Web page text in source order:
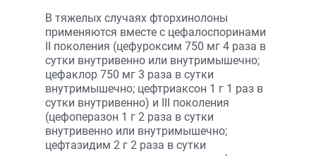
В тяжелых случаях фторхинолоны
применяются вместе с цефалоспоринами
II поколения (цефуроксим 750 мг 4 раза в
сутки внутривенно или внутримышечно;
цефаклор 750 мг 3 раза в сутки
внутримышечно; цефтриаксон 1 г 1 раз в
сутки внутривенно) и III поколения
(цефоперазон 1 г 2 раза в сутки
внутривенно или внутримышечно;
цефтазидим 2 г 2 раза в сутки